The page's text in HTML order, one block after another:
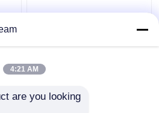
IEC GB Motore
4:21 AM
are you looking